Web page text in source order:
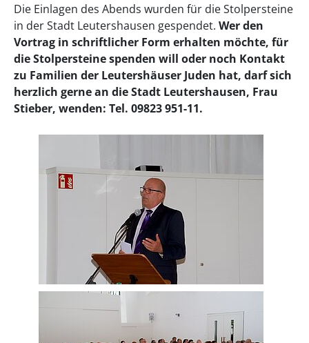
Die Einlagen des Abends wurden für die Stolpersteine
in der Stadt Leutershausen gespendet. Wer den
Vortrag in schriftlicher Form erhalten möchte, für
die Stolpersteine spenden will oder noch Kontakt
zu Familien der Leutershäuser Juden hat, darf sich
herzlich gerne an die Stadt Leutershausen, Frau
Stieber, wenden: Tel. 09823 951-11.